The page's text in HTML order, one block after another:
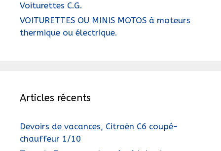
Voiturettes C.G.
VOITURETTES OU MINIS MOTOS à moteurs
thermique ou électrique.
Articles récents
Devoirs de vacances, Citroën C6 coupé-
chauffeur 1/10